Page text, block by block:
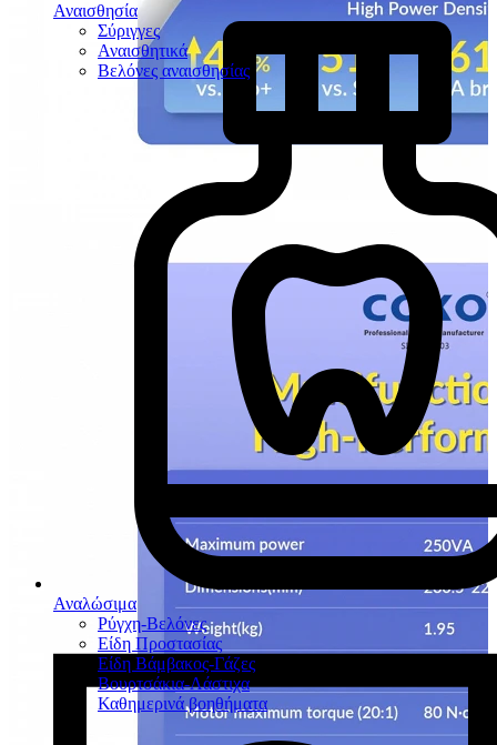
Αναισθησία
Σύριγγες
Αναισθητικά
Βελόνες αναισθησίας
Αναλώσιμα
Ρύγχη-Βελόνες
Είδη Προστασίας
Είδη Βάμβακος-Γάζες
Βουρτσάκια-Λάστιχα
Καθημερινά βοηθήματα